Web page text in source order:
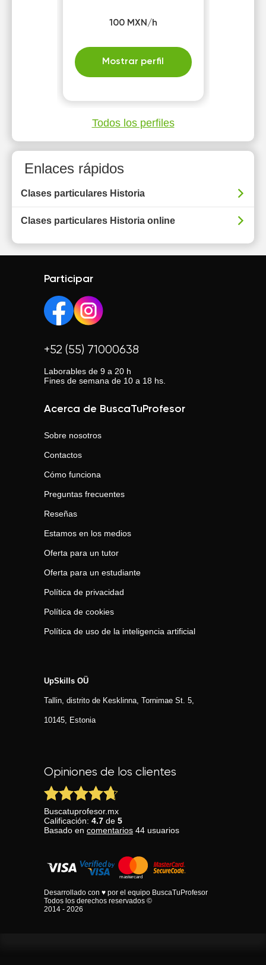
100 MXN/h
Mostrar perfil
Todos los perfiles
Enlaces rápidos
Clases particulares Historia
Clases particulares Historia online
Participar
+52 (55) 71000638
Laborables de 9 a 20 h
Fines de semana de 10 a 18 hs.
Acerca de BuscaTuProfesor
Sobre nosotros
Contactos
Cómo funciona
Preguntas frecuentes
Reseñas
Estamos en los medios
Oferta para un tutor
Oferta para un estudiante
Política de privacidad
Política de cookies
Política de uso de la inteligencia artificial
UpSkills OÜ
Tallin, distrito de Kesklinna, Tornimаe St. 5,
10145, Estonia
Opiniones de los clientes
Buscatuprofesor.mx
Calificación: 4.7 de 5
Basado en comentarios 44 usuarios
Desarrollado con ♥ por el equipo BuscaTuProfesor
Todos los derechos reservados ©
2014 - 2026